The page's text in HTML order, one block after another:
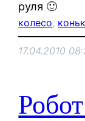
руля 🙂
колесо,
17.04.2010